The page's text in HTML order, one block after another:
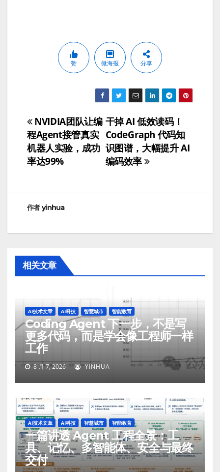
赞 微海报 分享
文
章
导
干掉 AI 低效读码！
CodeGraph 代码知
识图谱，大幅提升 AI
编码效率
NVIDIA团队让编
程Agent接管真实
机器人实验，成功
率达99%
作者yinhua
相关文章
AI技术文章 AI科技 智慧城市 智能教育
Coding Agent 下一步，不是写
更多代码，而是学会像工程师一样
工作
8 月 7, 2026 YINHUA
AI技术文章 AI科技 智慧城市 智能教育
一篇讲透 Agent 工程全景：工
具、记忆、多智能体、安全与最终
交付